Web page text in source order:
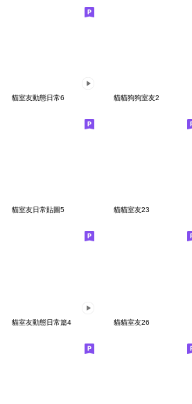
貓室友動態日常6 貓貓狗狗室友2
貓室友日常貼圖5 貓貓室友23
貓室友動態日常篇4 貓貓室友26